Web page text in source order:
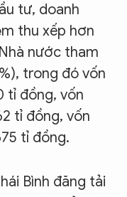
tư, doanh
thu xếp hơn
nước tham
trong đó vốn
tỉ đồng, vốn
tỉ đồng, vốn
tỉ đồng.
Bình đăng tải